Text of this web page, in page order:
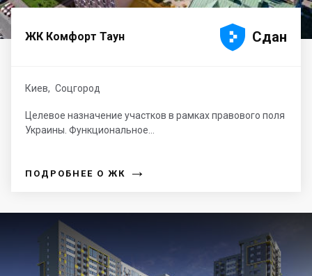
ЖК Комфорт Таун 



 Сдан
Киев, Соцгород
Целевое назначение участков в рамках правового поля
Украины. Функциональное...
ПОДРОБНЕЕ О ЖК →